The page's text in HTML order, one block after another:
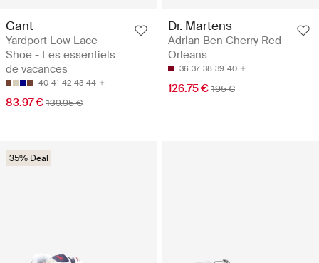
Gant
Yardport Low Lace
Shoe - Les essentiels
de vacances
40 41 42 43 44
83.97 € 139.95 €
Dr. Martens
Adrian Ben Cherry Red
Orleans
36 37 38 39 40
126.75 € 195 €
35% Deal